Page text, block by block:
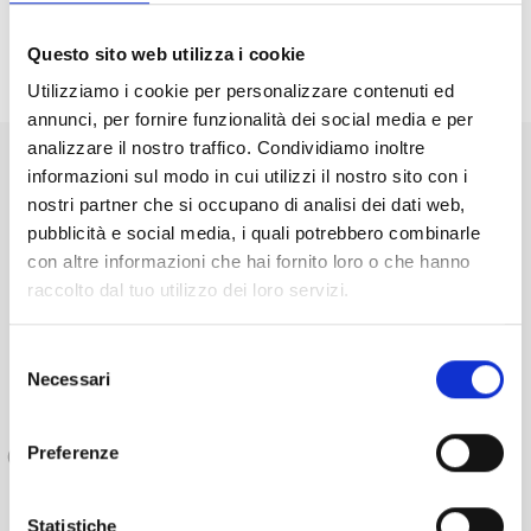
Questo sito web utilizza i cookie
Utilizziamo i cookie per personalizzare contenuti ed
annunci, per fornire funzionalità dei social media e per
analizzare il nostro traffico. Condividiamo inoltre
informazioni sul modo in cui utilizzi il nostro sito con i
nostri partner che si occupano di analisi dei dati web,
pubblicità e social media, i quali potrebbero combinarle
con altre informazioni che hai fornito loro o che hanno
raccolto dal tuo utilizzo dei loro servizi.
delNecessari
Preferenze
Statistiche